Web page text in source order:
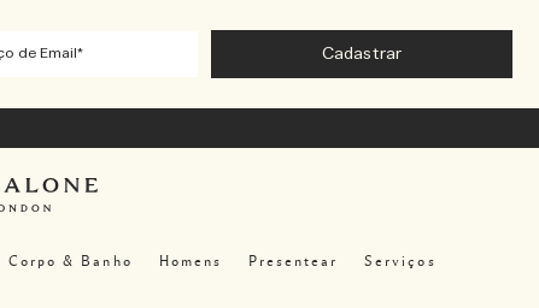
Corpo & Banho Homens Presentear Serviços